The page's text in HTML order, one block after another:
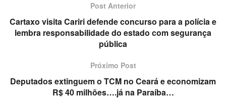
Post Anterior
Cartaxo visita Cariri defende concurso para a polícia e
lembra responsabilidade do estado com segurança
pública
Próximo Post
Deputados extinguem o TCM no Ceará e economizam
R$ 40 milhões….já na Paraíba…